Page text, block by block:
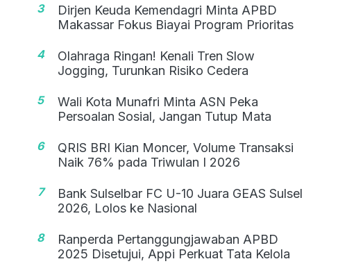
3
Dirjen Keuda Kemendagri Minta APBD
Makassar Fokus Biayai Program Prioritas
4
Olahraga Ringan! Kenali Tren Slow
Jogging, Turunkan Risiko Cedera
5
Wali Kota Munafri Minta ASN Peka
Persoalan Sosial, Jangan Tutup Mata
6
QRIS BRI Kian Moncer, Volume Transaksi
Naik 76% pada Triwulan I 2026
7
Bank Sulselbar FC U-10 Juara GEAS Sulsel
2026, Lolos ke Nasional
8
Ranperda Pertanggungjawaban APBD
2025 Disetujui, Appi Perkuat Tata Kelola